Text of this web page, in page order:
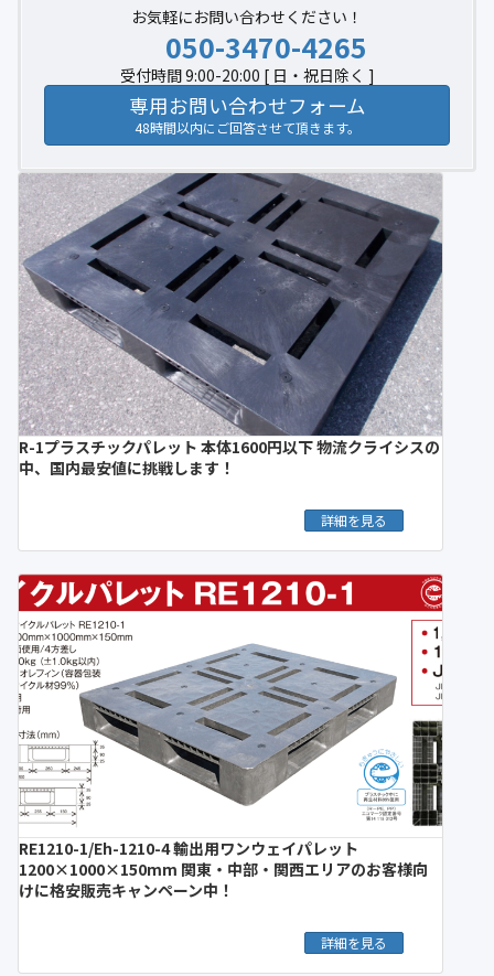
お気軽にお問い合わせください！
050-3470-4265
受付時間 9:00-20:00 [ 日・祝日除く ]
専用お問い合わせフォーム
48時間以内にご回答させて頂きます。
R-1プラスチックパレット 本体1600円以下 物流クライシスの
中、国内最安値に挑戦します！
詳細を見る
RE1210-1/Eh-1210-4 輸出用ワンウェイパレット
1200×1000×150mm 関東・中部・関西エリアのお客様向
けに格安販売キャンペーン中！
詳細を見る